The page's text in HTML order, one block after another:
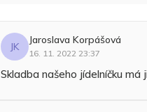
JK
Jaroslava Korpášová
16. 11. 2022 23:37
Skladba našeho jídelníčku má